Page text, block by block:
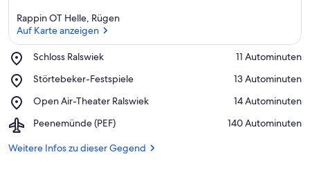
Rappin OT Helle, Rügen
Auf Karte anzeigen
Schloss Ralswiek
Place,
Ralswiek
‪11 Autominuten‬
Störtebeker-Festspiele
Place,
Festspiele
‪13 Autominuten‬
Open Air-Theater Ralswiek
Place,
Air-
Ralswiek
‪14 Autominuten‬
Peenemünde (PEF)
Airport,
(PEF)
‪140 Autominuten‬
Weitere Infos zu dieser Gegend